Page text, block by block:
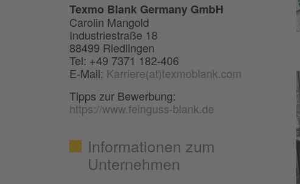
Texmo Blank Germany GmbH
Carolin Mangold
Industriestraße 18
88499 Riedlingen
Tel: +49 7371 182-406
E-Mail: Karriere(at)texmoblank.com
Tipps zur Bewerbung:
https://www.feinguss-blank.de
Informationen zum
Unternehmen